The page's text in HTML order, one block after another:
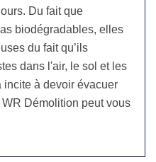
Du fait que
biodégradables, elles
du fait qu’ils
dans l'air, le sol et les
incite à devoir évacuer
Démolition peut vous